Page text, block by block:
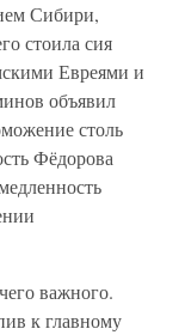
Сибири,
стоила сия
Евреями и
объявил
столь
Фёдорова
важного.
к главному